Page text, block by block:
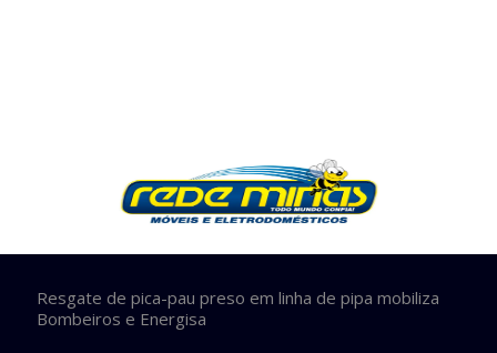
Resgate de pica-pau preso em linha de pipa mobiliza
Bombeiros e Energisa